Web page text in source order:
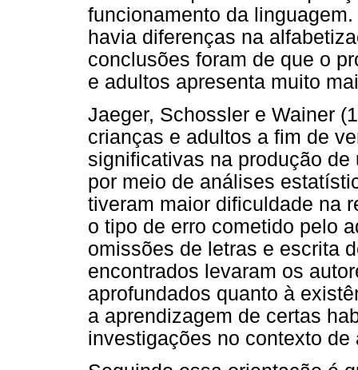
funcionamento da
havia diferenças na
conclusões foram de que o
e adultos apresenta muito
Jaeger, Schossler e Wainer
crianças e adultos a fim de
significativas na produção
por meio de análises
tiveram maior dificuldade na
o tipo de erro cometido pelo
omissões de letras e escrita
encontrados levaram os
aprofundados quanto à
a aprendizagem de certas
investigações no contexto